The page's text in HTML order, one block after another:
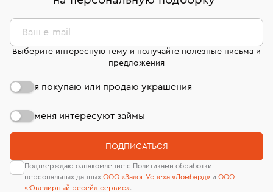
дней на возврат. Детальные условия возврата
комиссионных украшений и часов смотрите на
странице«Возврат украшений»
сертификаты МГУ и других геммологических
лабораторий
Ваш e-mail
Выберите интересную тему и получайте полезные письма и
предложения
я покупаю или продаю украшения
меня интересуют займы
ПОДПИСАТЬСЯ
Подтверждаю ознакомление с Политиками обработки
персональных данных ООО «Залог Успеха «Ломбард» и ООО
«Ювелирный ресейл-сервиc».